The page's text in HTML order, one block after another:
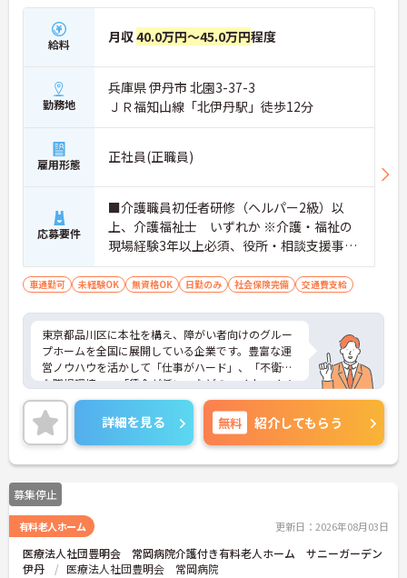
給料 月収40.0万円～45.0万円程度
勤務地
兵庫県 伊丹市 北園3-37-3
ＪＲ福知山線「北伊丹駅」徒歩12分
雇用形態 正社員(正職員)
応募要件
■介護職員初任者研修（ヘルパー2級）以
上、介護福祉士 いずれか ※介護・福祉の
現場経験3年以上必須、役所・相談支援事業
所・病院・ケアマネ等への営業経験者歓迎
■普通自動車免許
車通勤可 未経験OK 無資格OK 日勤のみ 社会保険完備 交通費支給
東京都品川区に本社を構え、障がい者向けのグルー
プホームを全国に展開している企業です。豊富な運
営ノウハウを活かして「仕事がハード」、「不衛生
な職場環境」、「賃金が低い」などのマイナスイメ
ージを払拭した新しくてキレイなグループホームを
運営しています。充実した福利厚生も魅力の1つで、
安心して長くご就業していただけます。ご興味のあ
る方には、面接対策ポイントなど、さらに詳細をお
話しいたしますので、お気軽にご相談ください。
詳細を見る 無料 紹介してもらう
募集停止
有料老人ホーム 更新日：2026年08月03日
医療法人社団豊明会 常岡病院介護付き有料老人ホーム サニーガーデン
伊丹
医療法人社団豊明会 常岡病院